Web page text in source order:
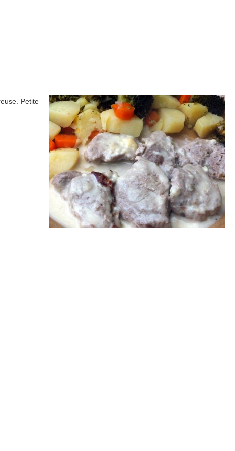
Petite